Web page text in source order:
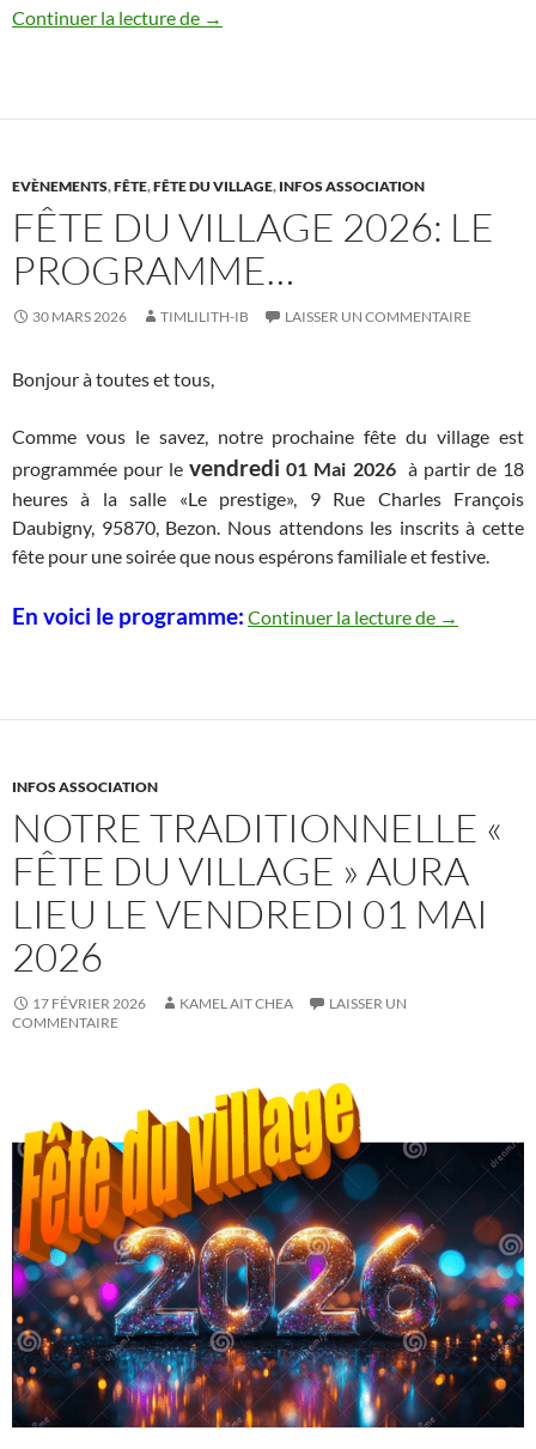
Continuer la lecture de Collecte annuelle des participations à la
→
EVÈNEMENTS,FÊTE,FÊTE DU VILLAGE, INFOS ASSOCIATION
FÊTE DU VILLAGE 2026: LE
PROGRAMME…
30 MARS 2026 TIMLILITH-IB LAISSER UN COMMENTAIRE
Bonjour à toutes et tous,
Comme vous le savez, notre prochaine fête du village est
programmée pour levendredi 01 Mai 2026 à partir de 18
heures à la salle «Le prestige», 9 Rue Charles François
Daubigny, 95870, Bezon. Nous attendons les inscrits à cette
fête pour une soirée que nous espérons familiale et festive.
En voici le programme: Continuer la lecture de →
INFOS ASSOCIATION
NOTRE TRADITIONNELLE «
FÊTE DU VILLAGE » AURA
LIEU LE VENDREDI 01 MAI
2026
17 FÉVRIER 2026 KAMEL AIT CHEA
LAISSER UN
COMMENTAIRE